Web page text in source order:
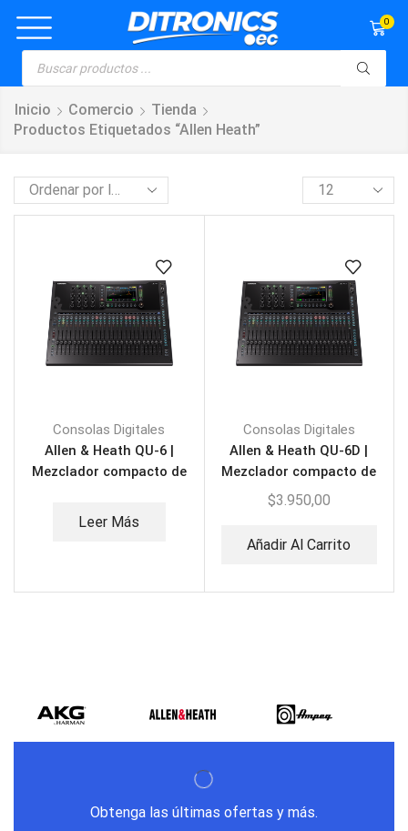
0
Inicio Comercio
Tienda
Productos Etiquetados “Allen Heath”
Consolas Digitales
Allen & Heath QU-6 |
Mezclador compacto de
Leer Más
Consolas Digitales
Allen & Heath QU-6D |
Mezclador compacto de
38 entradas
$3.950,00
Añadir Al Carrito
Obtenga las últimas ofertas y más.